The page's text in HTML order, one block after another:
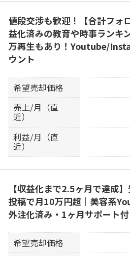
値段交渉も歓迎！【合計フォ
益化済みの教育や時事ランキ
万再生もあり！Youtube/
ウント
希望売却価格
売上/月（直
近）
利益/月（直
近）
【収益化まで2.5ヶ月で達成
投稿で月10万円超｜美容系
外注化済み・1ヶ月サポート付
希望売却価格